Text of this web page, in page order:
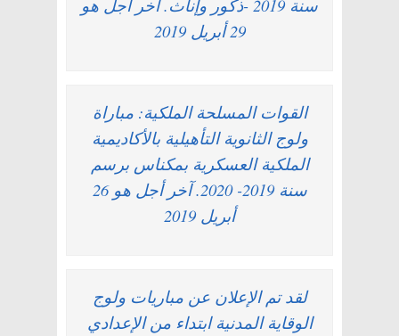
سنة 2019 -ذكور وإناث. آخر أجل هو
29 أبريل 2019
القوات المسلحة الملكية: مباراة
ولوج الثانوية التأهيلية بالأكاديمية
الملكية العسكرية بمكناس برسم
سنة 2019- 2020. آخر أجل هو 26
أبريل 2019
لقد تم الإعلان عن مباريات ولوج
الوقاية المدنية ابتداء من الإعدادي